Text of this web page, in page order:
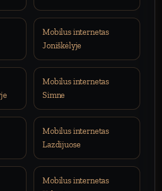
Mobilus internetas
Joniškėlyje
Mobilus internetas
Simne
Mobilus internetas
Lazdijuose
Mobilus internetas